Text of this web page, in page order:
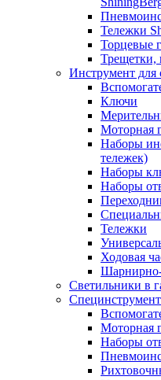
Тележки
Торцевые
Трещетки,
Инструмент для
Ключи
Моторная
Наборы
тележек)
Наборы
Наборы
Тележки
Ходовая
Светильники в
Специнструмент
Моторная
Наборы